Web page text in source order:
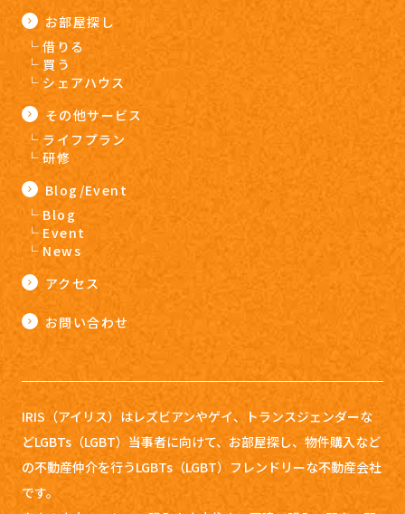
お部屋探し
借りる
買う
シェアハウス
その他サービス
ライフプラン
研修
Blog/Event
Blog
Event
News
アクセス
お問い合わせ
IRIS（アイリス）はレズビアンやゲイ、トランスジェンダーな
どLGBTs（LGBT）当事者に向けて、お部屋探し、 物件購入など
の不動産仲介を行うLGBTs（LGBT）フレンドリーな不動産会社
です。